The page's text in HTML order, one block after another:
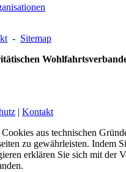
- Sitemap
| Kontakt
aus technischen
zu gewährleisten. Indem
erklären Sie sich mit der